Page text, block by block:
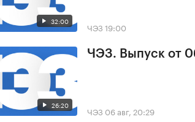
32:00 ЧЭЗ 19:00
26:20
ЧЭЗ. Выпуск от
ЧЭЗ 06 авг, 20:29